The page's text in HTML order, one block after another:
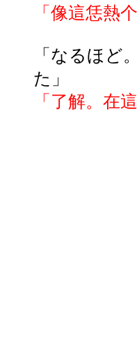
「像這恁熱
「なるほど
た」
「了解。在